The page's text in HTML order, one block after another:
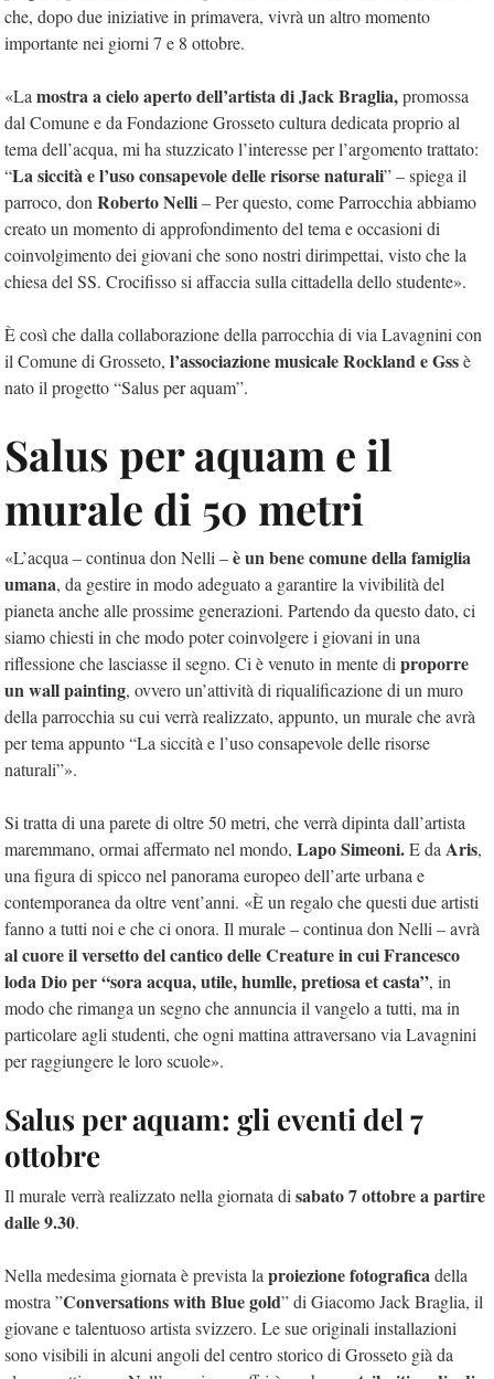
che, dopo due iniziative in primavera, vivrà un altro momento
importante nei giorni 7 e 8 ottobre.
«La mostra a cielo aperto dell’artista di Jack Braglia,promossa
dal Comune e da Fondazione Grosseto cultura dedicata proprio al
tema dell’acqua, mi ha stuzzicato l’interesse per l’argomento trattato:
“La siccità e l’uso consapevole delle risorse naturali” – spiega il
parroco, don Roberto Nelli– Per questo, come Parrocchia abbiamo
creato un momento di approfondimento del tema e occasioni di
coinvolgimento dei giovani che sono nostri dirimpettai, visto che la
chiesa del SS. Crocifisso si affaccia sulla cittadella dello studente».
È così che dalla collaborazione della parrocchia di via Lavagnini con
il Comune di Grosseto, l’associazione musicale Rockland e Gssè
nato il progetto “Salus per aquam”.
Salus per aquam e il
murale di 50 metri
«L’acqua – continua don Nelli –è un bene comune della famiglia
umana, da gestire in modo adeguato a garantire la vivibilità del
pianeta anche alle prossime generazioni. Partendo da questo dato, ci
siamo chiesti in che modo poter coinvolgere i giovani in una
riflessione che lasciasse il segno. Ci è venuto in mente di proporre
un wall painting, ovvero un’attività di riqualificazione di un muro
della parrocchia su cui verrà realizzato, appunto, un murale che avrà
per tema appunto “La siccità e l’uso consapevole delle risorse
naturali”».
Si tratta di una parete di oltre 50 metri, che verrà dipinta dall’artista
maremmano, ormai affermato nel mondo, Lapo Simeoni.E da Aris,
una figura di spicco nel panorama europeo dell’arte urbana e
contemporanea da oltre vent’anni. «È un regalo che questi due artisti
fanno a tutti noi e che ci onora. Il murale – continua don Nelli – avrà
al cuore il versetto del cantico delle Creature in cui Francesco
loda Dio per “sora acqua, utile, humlle, pretiosa et casta”, in
modo che rimanga un segno che annuncia il vangelo a tutti, ma in
particolare agli studenti, che ogni mattina attraversano via Lavagnini
per raggiungere le loro scuole».
Salus per aquam: gli eventi del 7
ottobre
Il murale verrà realizzato nella giornata di sabato 7 ottobre a partire
dalle 9.30.
Nella medesima giornata è prevista la proiezione fotograficadella
mostra ”Conversations with Blue gold” di Giacomo Jack Braglia, il
giovane e talentuoso artista svizzero. Le sue originali installazioni
sono visibili in alcuni angoli del centro storico di Grosseto già da